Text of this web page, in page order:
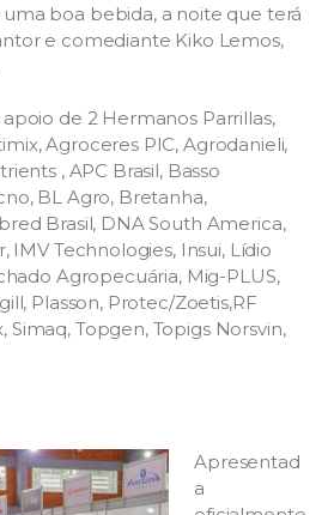
boa bebida, a noite que terá
e comediante Kiko Lemos,
de 2 Hermanos Parrillas,
Agroceres PIC, Agrodanieli,
, APC Brasil, Basso
BL Agro, Bretanha,
Brasil, DNA South America,
IMV Technologies, Insui, Lídio
Agropecuária, Mig-PLUS,
Plasson, Protec/Zoetis,RF
Simaq, Topgen, Topigs Norsvin,
Apresentad
a